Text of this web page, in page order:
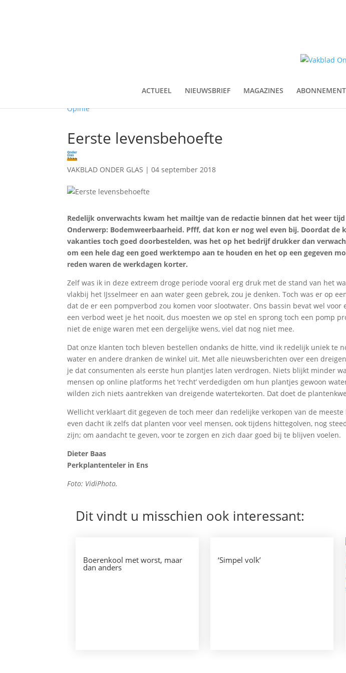
ACTUEEL NIEUWSBRIEF MAGAZINES ABONNEMENT
Opinie
Eerste levensbehoefte
VAKBLAD ONDER GLAS |04 september 2018
Redelijk onverwachts kwam het mailtje van de redactie binnen dat het weer
Onderwerp: Bodemweerbaarheid. Pfff, dat kon er nog wel even bij. Doordat de
vakanties toch goed doorbestelden, was het op het bedrijf drukker dan
om een hele dag een goed werktempo aan te houden en het op een gegeven
reden waren de werkdagen korter.
Zelf was ik in deze extreem droge periode vooral erg druk met de stand van het
vlakbij het IJsselmeer en aan water geen gebrek, zou je denken. Toch was er op
dat de er een pompverbod zou komen voor slootwater. Ons bassin bevat wel voor
een verbod weet je het nooit, dus moesten we op stel en sprong toch een pomp
niet de enige waren met een dergelijke wens, viel dat nog niet mee.
Dat onze klanten toch bleven bestellen ondanks de hitte, vind ik redelijk uniek te
water en andere dranken de winkel uit. Met alle nieuwsberichten over een
je dat consumenten als eerste hun plantjes laten verdrogen. Niets blijkt minder
mensen op online platforms het ‘recht’ verdedigden om hun plantjes gewoon
wilden zich niets aantrekken van dreigende watertekorten. Dat doet de
Wellicht verklaart dit gegeven de toch meer dan redelijke verkopen van de
even dacht ik zelfs dat planten voor veel mensen, ook tijdens hittegolven, nog
zijn; om aandacht te geven, voor te zorgen en zich daar goed bij te blijven voelen.
Dieter Baas
Perkplantenteler in Ens
Foto: VidiPhoto.
Dit vindt u misschien ook interessant:
Boerenkool met worst, maar
dan anders
‘Simpel volk’